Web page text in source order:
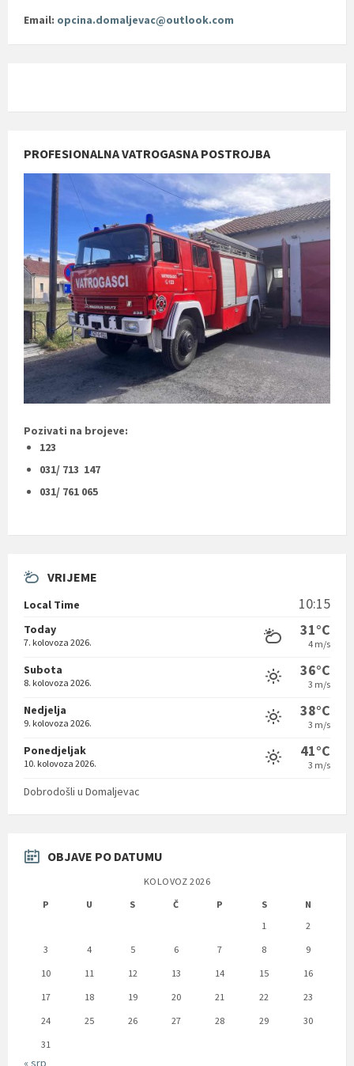
Email: opcina.domaljevac@outlook.com
PROFESIONALNA VATROGASNA POSTROJBA
Pozivati na brojeve:
123
031/ 713 147
031/ 761 065
VRIJEME
Local Time 10:15
Today
7. kolovoza 2026.
31°C
4 m/s
Subota
8. kolovoza 2026.
36°C
3 m/s
Nedjelja
9. kolovoza 2026.
38°C
3 m/s
Ponedjeljak
10. kolovoza 2026.
41°C
3 m/s
Dobrodošli u Domaljevac
OBJAVE PO DATUMU
KOLOVOZ 2026
P
U S Č P S
N
1
2
3
4 5 6 7 8
9
10
11 12 13 14 15
16
17
18 19 20 21 22
23
24
25 26 27 28 29
30
31
« srp